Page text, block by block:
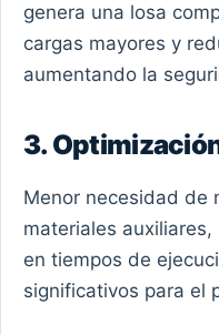
genera una losa
cargas mayores y
aumentando la
3.
Menor necesidad de
materiales
en tiempos de
significativos para el